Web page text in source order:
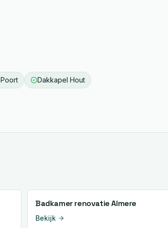
Poort Dakkapel Hout
Badkamer renovatie Almere
Bekijk